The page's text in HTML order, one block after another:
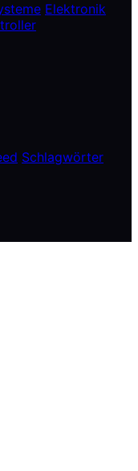
Elektronik
Schlagwörter